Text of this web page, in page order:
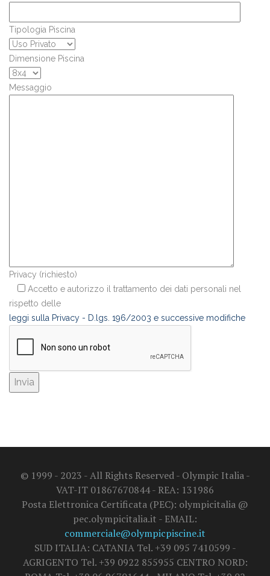
Tipologia Piscina
Dimensione Piscina
Messaggio
Privacy (richiesto)
Accetto e autorizzo il trattamento dei dati personali nel
rispetto delle
leggi sulla Privacy - D.lgs. 196/2003 e successive modifiche
© 1999 - 2023 - All Rights Reserved - Olympic Italia -
VAT-IT 01867670844 - REA: 131986
Posta Elettronica Certificata (PEC): olympicitalia @
pec.olympicitalia.it - EMAIL:
commerciale@olympicpiscine.it
SUD ITALIA: CATANIA Tel. +39 095 7410599 -
AGRIGENTO Tel. +39 0922 855955 CENTRO NORD: